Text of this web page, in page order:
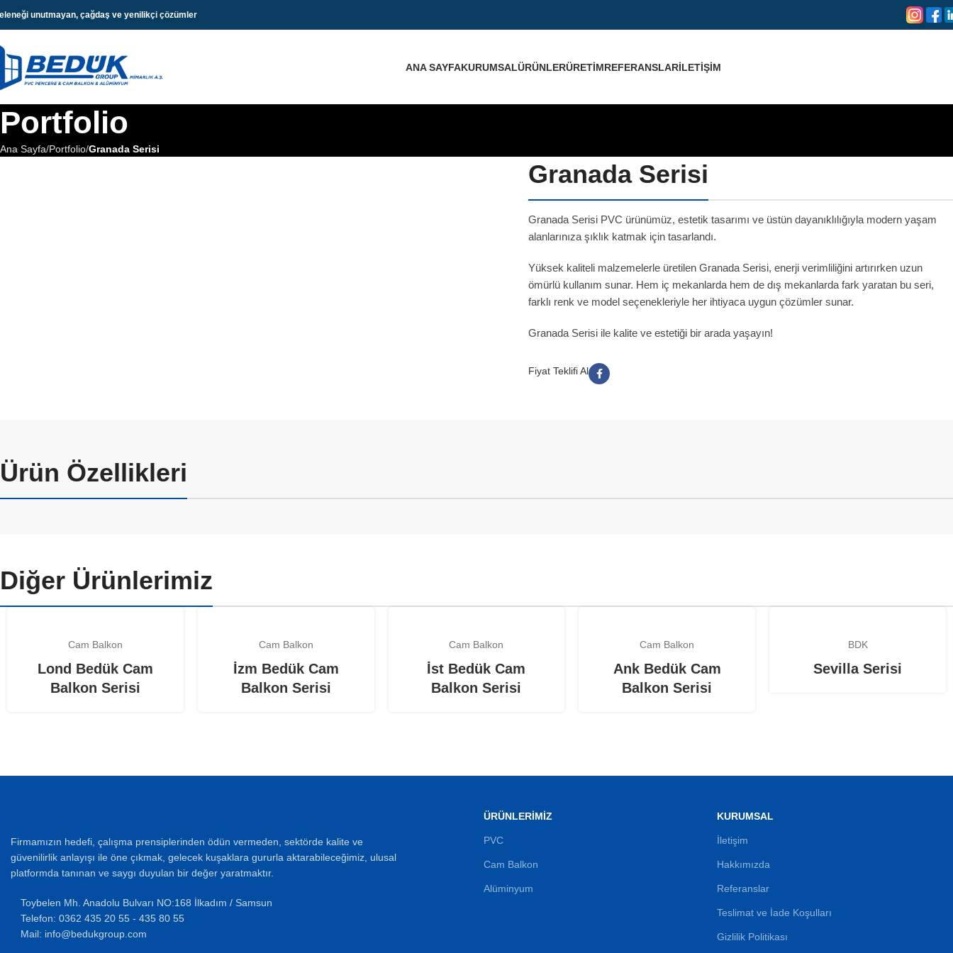
unutmayan, çağdaş ve yenilikçi çözümler
ANA SAYFAKURUMSALÜRÜNLERÜRETIMREFERANSLARİLETIŞIM
Portfolio
Ana Sayfa Portfolio Granada Serisi
Granada Serisi
Granada Serisi PVC ürünümüz, estetik tasarımı ve üstün dayanıklılığıyla modern yaşam
alanlarınıza şıklık katmak için tasarlandı.
Yüksek kaliteli malzemelerle üretilen Granada Serisi, enerji verimliliğini artırırken uzun
ömürlü kullanım sunar. Hem iç mekanlarda hem de dış mekanlarda fark yaratan bu seri,
farklı renk ve model seçenekleriyle her ihtiyaca uygun çözümler sunar.
Granada Serisi ile kalite ve estetiği bir arada yaşayın!
Fiyat Teklifi Al
Ürün Özellikleri
Diğer Ürünlerimiz
Cam Balkon
Lond Bedük Cam
Balkon Serisi
Cam Balkon
İzm Bedük Cam
Balkon Serisi
Cam Balkon
İst Bedük Cam
Balkon Serisi
Cam Balkon
Ank Bedük Cam
Balkon Serisi
BDK
Sevilla Serisi
Firmamızın hedefi, çalışma prensiplerinden ödün vermeden, sektörde kalite ve
güvenilirlik anlayışı ile öne çıkmak, gelecek kuşaklara gururla aktarabileceğimiz, ulusal
platformda tanınan ve saygı duyulan bir değer yaratmaktır.
Toybelen Mh. Anadolu Bulvarı NO:168 İlkadım / Samsun
Telefon: 0362 435 20 55 - 435 80 55
Mail: info@bedukgroup.com
ÜRÜNLERIMIZ
PVC
Cam Balkon
Alüminyum
KURUMSAL
İletişim
Hakkımızda
Referanslar
Teslimat ve İade Koşulları
Gizlilik Politikası